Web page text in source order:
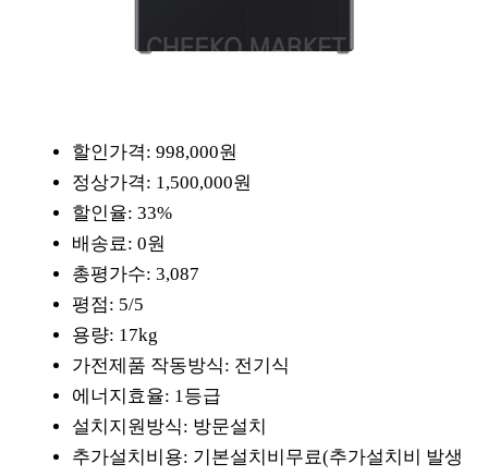
할인가격: 998,000원
정상가격: 1,500,000원
할인율: 33%
배송료: 0원
총평가수: 3,087
평점: 5/5
용량: 17kg
가전제품 작동방식: 전기식
에너지효율: 1등급
설치지원방식: 방문설치
추가설치비용: 기본설치비무료(추가설치비 발생